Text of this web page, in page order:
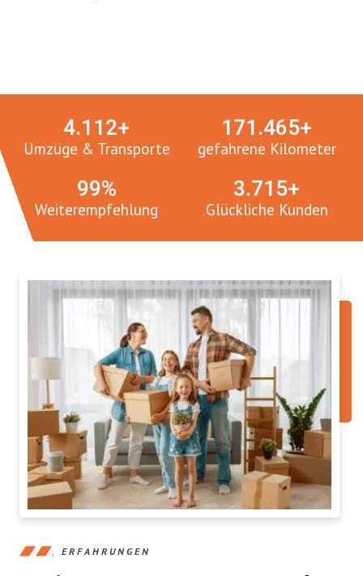
Umzüge & Transporte
4.112+
gefahrene Kilometer
171.465+
Weiterempfehlung
100%
Glückliche Kunden
3.765+
ERFAHRUNGEN